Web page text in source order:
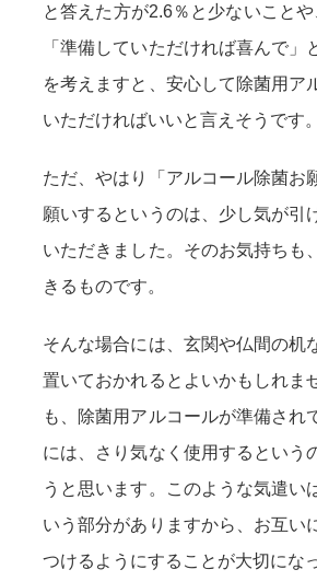
と答えた方が2.6％と少ないこと
「準備していただければ喜んで」
を考えますと、安心して除菌用ア
いただければいいと言えそうです。
ただ、やはり「アルコール除菌お
願いするというのは、少し気が引
いただきました。そのお気持ちも
きるものです。
そんな場合には、玄関や仏間の机
置いておかれるとよいかもしれま
も、除菌用アルコールが準備され
には、さり気なく使用するという
うと思います。このような気遣い
いう部分がありますから、お互い
つけるようにすることが大切にな